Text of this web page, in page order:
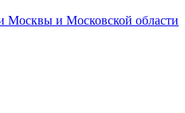
Москвы и Московской области